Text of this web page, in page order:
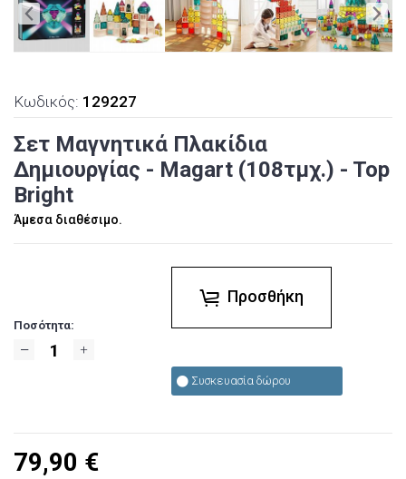
Κωδικός: 129227
Σετ Μαγνητικά Πλακίδια
Δημιουργίας - Magart (108τμχ.) - Top
Bright
Άμεσα διαθέσιμο.
Ποσότητα:
Προσθήκη
Συσκευασία δώρου
79,90 €